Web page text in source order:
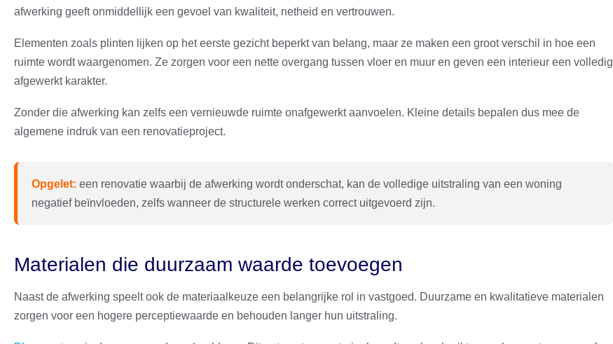
afwerking geeft onmiddellijk een gevoel van kwaliteit, netheid en vertrouwen.
Elementen zoals plinten lijken op het eerste gezicht beperkt van belang, maar ze maken een groot verschil in hoe een
ruimte wordt waargenomen. Ze zorgen voor een nette overgang tussen vloer en muur en geven een interieur een volledig
afgewerkt karakter.
Zonder die afwerking kan zelfs een vernieuwde ruimte onafgewerkt aanvoelen. Kleine details bepalen dus mee de
algemene indruk van een renovatieproject.
Opgelet: een renovatie waarbij de afwerking wordt onderschat, kan de volledige uitstraling van een woning
negatief beïnvloeden, zelfs wanneer de structurele werken correct uitgevoerd zijn.
Materialen die duurzaam waarde toevoegen
Naast de afwerking speelt ook de materiaalkeuze een belangrijke rol in vastgoed. Duurzame en kwalitatieve materialen
zorgen voor een hogere perceptiewaarde en behouden langer hun uitstraling.